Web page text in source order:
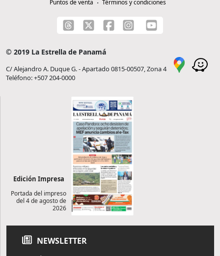
Puntos de venta
Términos y condiciones
© 2019 La Estrella de Panamá
C/ Alejandro A. Duque G. - Apartado 0815-00507, Zona 4
Teléfono: +507 204-0000
Edición Impresa
Portada del impreso
del 4 de agosto de
2026
NEWSLETTER